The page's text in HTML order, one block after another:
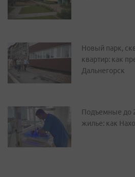
Новый парк,
квартир: как
Дальнегорск
Подъемные до
жилье: как